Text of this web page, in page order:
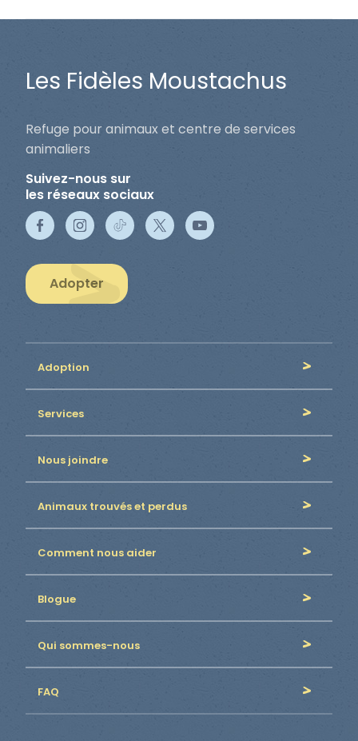
Les Fidèles Moustachus
Refuge pour animaux et centre de services
animaliers
Suivez-nous sur
les réseaux sociaux
Adopter
Adoption
Services
Nous joindre
Animaux trouvés et perdus
Comment nous aider
Blogue
Qui sommes-nous
FAQ